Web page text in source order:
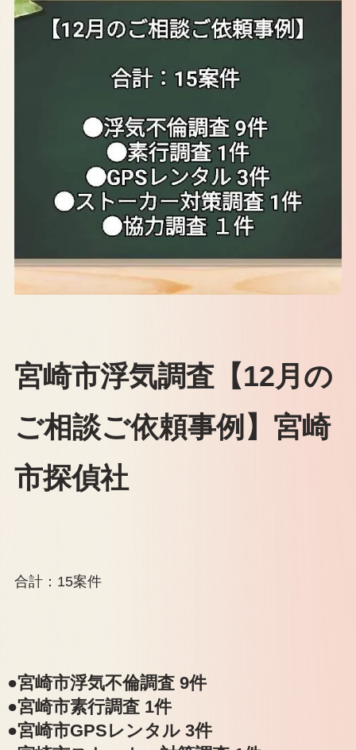
宮崎市浮気調査【12月の
ご相談ご依頼事例】宮崎
市探偵社
合計：15案件
●宮崎市浮気不倫調査 9件
●宮崎市素行調査 1件
●宮崎市GPSレンタル 3件